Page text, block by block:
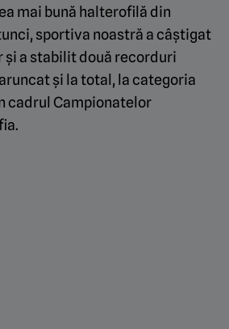
mai bună halterofilă din
sportiva noastră a câștigat
și a stabilit două recorduri
și la total, la categoria
cadrul Campionatelor